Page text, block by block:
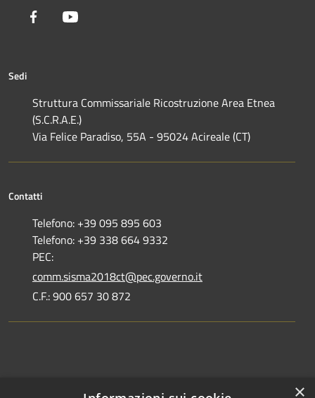
Facebook
Sedi
Struttura Commissariale Ricostruzione Area Etnea
(S.C.R.A.E.)
Via Felice Paradiso, 55A - 95024 Acireale (CT)
Contatti
Telefono: +39 095 895 603
Telefono: +39 338 664 9332
PEC:
comm.sisma2018ct@pec.governo.it
C.F.: 900 657 30 872
×